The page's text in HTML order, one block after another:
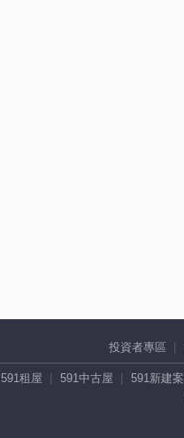
投資者專區
591租屋 591中古屋 591新建案